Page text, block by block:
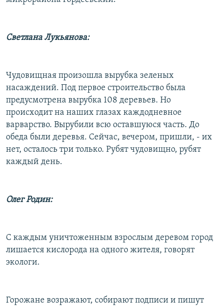
Светлана Лукьянова:
Чудовищная произошла вырубка зеленых
насаждений. Под первое строительство была
предусмотрена вырубка 108 деревьев. Но
происходит на наших глазах каждодневное
варварство. Вырубили всю оставшуюся часть. До
обеда были деревья. Сейчас, вечером, пришли, - их
нет, осталось три только. Рубят чудовищно, рубят
каждый день.
Олег Родин:
С каждым уничтоженным взрослым деревом город
лишается кислорода на одного жителя, говорят
экологи.
Горожане возражают, собирают подписи и пишут